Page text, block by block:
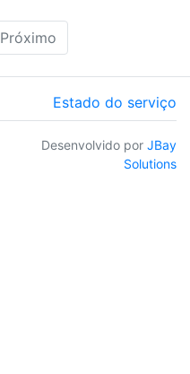
Próximo
Estado do serviço
Desenvolvido por JBay
Solutions